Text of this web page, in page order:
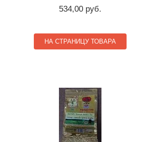
534,00 руб.
НА СТРАНИЦУ ТОВАРА